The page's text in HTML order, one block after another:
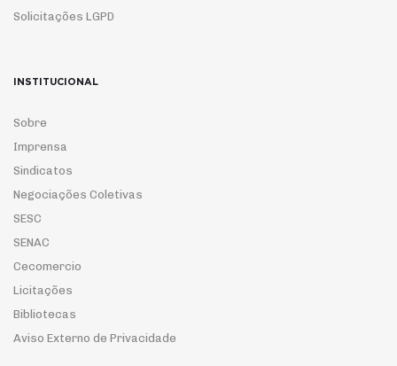
Solicitações LGPD
INSTITUCIONAL
Sobre
Imprensa
Sindicatos
Negociações Coletivas
SESC
SENAC
Cecomercio
Licitações
Bibliotecas
Aviso Externo de Privacidade